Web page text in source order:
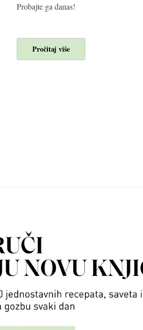
Probajte ga danas!
Pročitaj više